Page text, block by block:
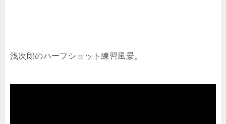
浅次郎のハーフショット練習風景。